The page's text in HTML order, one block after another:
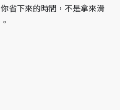
省下來的時間，不是拿來滑